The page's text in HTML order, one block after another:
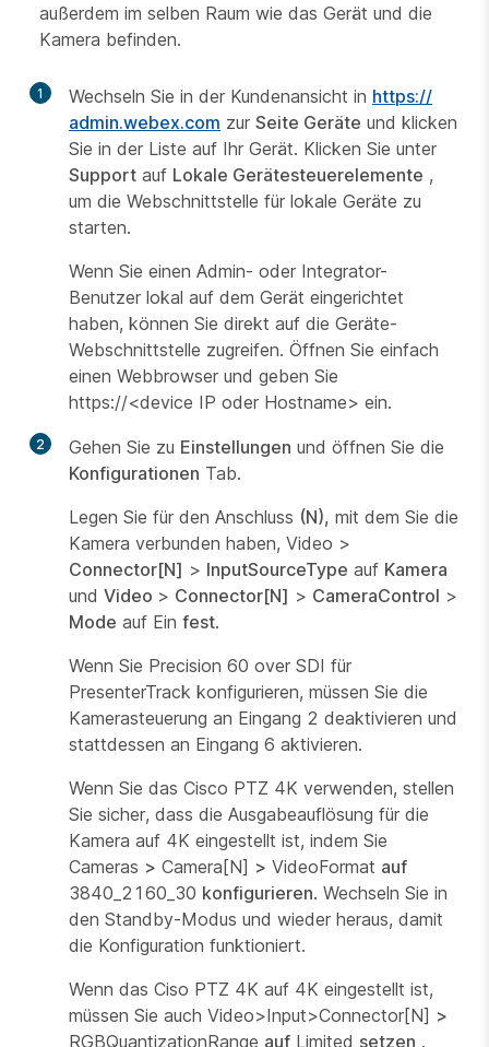
außerdem im selben Raum wie das Gerät und die
Kamera befinden.
1 Wechseln Sie in der Kundenansicht in https:/​/​
admin.webex.com zur Seite Geräte und klicken
Sie in der Liste auf Ihr Gerät. Klicken Sie unter
Support auf Lokale Gerätesteuerelemente ,
um die Webschnittstelle für lokale Geräte zu
starten.
Wenn Sie einen Admin- oder Integrator-
Benutzer lokal auf dem Gerät eingerichtet
haben, können Sie direkt auf die Geräte-
Webschnittstelle zugreifen. Öffnen Sie einfach
einen Webbrowser und geben Sie
https://<device IP oder Hostname> ein.
2 Gehen Sie zu Einstellungen und öffnen Sie die
Konfigurationen Tab.
Legen Sie für den Anschluss (N), mit dem Sie die
Kamera verbunden haben, Video >
Connector[N] > InputSourceType auf Kamera
und Video > Connector[N] > CameraControl >
Mode auf Ein fest.
Wenn Sie Precision 60 over SDI für
PresenterTrack konfigurieren, müssen Sie die
Kamerasteuerung an Eingang 2 deaktivieren und
stattdessen an Eingang 6 aktivieren.
Wenn Sie das Cisco PTZ 4K verwenden, stellen
Sie sicher, dass die Ausgabeauflösung für die
Kamera auf 4K eingestellt ist, indem Sie
Cameras > Camera[N] > VideoFormat auf
3840_2160_30 konfigurieren. Wechseln Sie in
den Standby-Modus und wieder heraus, damit
die Konfiguration funktioniert.
Wenn das Ciso PTZ 4K auf 4K eingestellt ist,
müssen Sie auch Video>Input>Connector[N] >
RGBQuantizationRange auf Limited setzen .